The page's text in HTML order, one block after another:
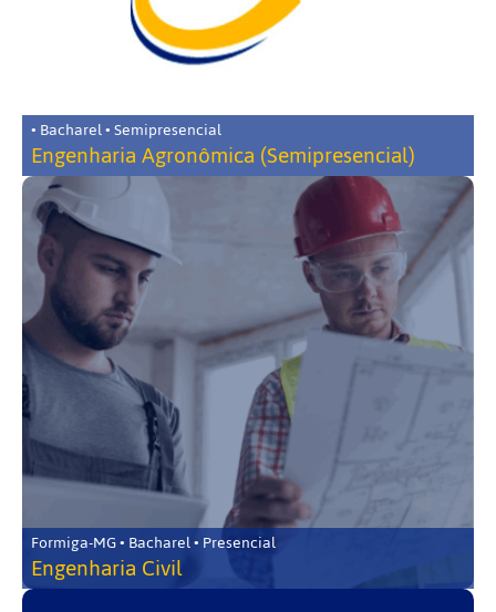
• Bacharel • Semipresencial
Engenharia Agronômica (Semipresencial)
Formiga-MG • Bacharel • Presencial
Engenharia Civil